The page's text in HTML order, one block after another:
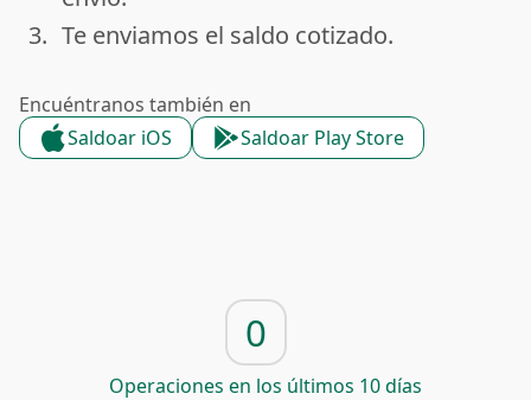
done
3. Te enviamos el saldo cotizado.
Encuéntranos también en
Saldoar iOS
Saldoar Play Store
0
Operaciones en los últimos 10 días